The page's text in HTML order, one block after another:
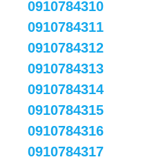
0910784310
0910784311
0910784312
0910784313
0910784314
0910784315
0910784316
0910784317